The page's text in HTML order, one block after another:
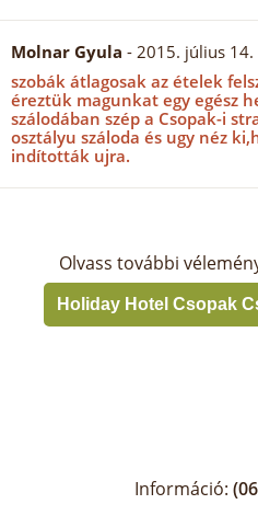
Molnar Gyula - 2015. július 14.
szobák átlagosak az ételek
éreztük magunkat egy egész
szálodában szép a Csopak-i
osztályu száloda és ugy néz
indították ujra.
Olvass további
Holiday Hotel Csopak
Információ: